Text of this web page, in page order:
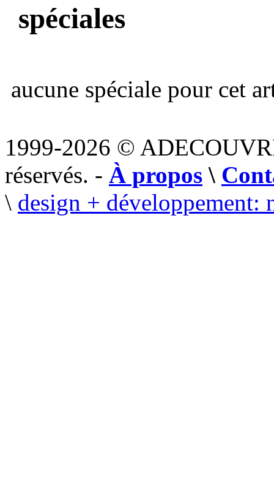
spéciales
aucune spéciale pour cet
1999-2026 ©
réservés. - À propos \
\ design + développement: